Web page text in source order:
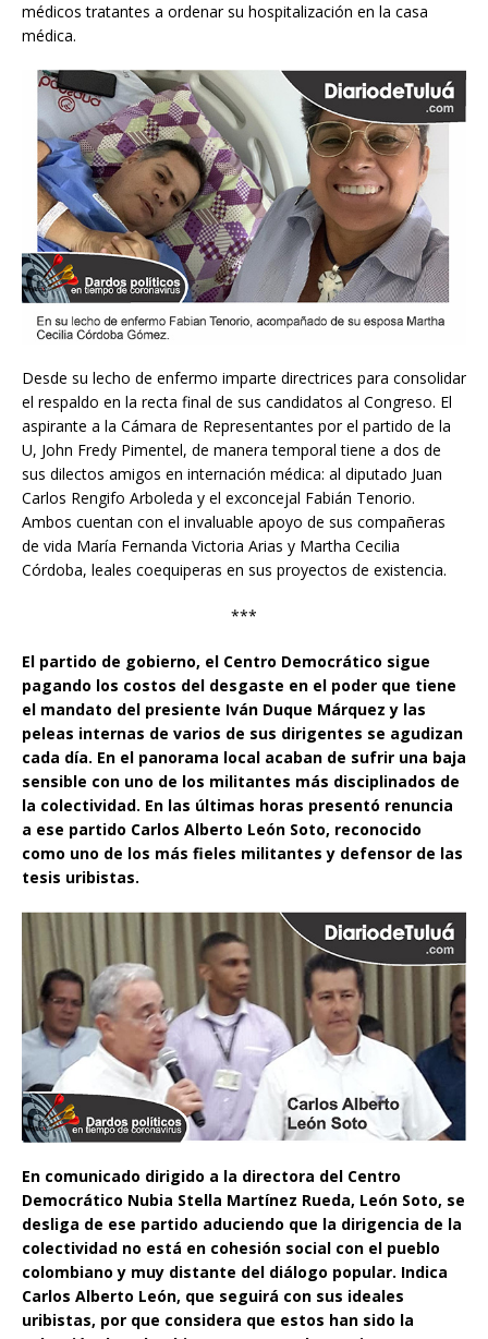
médicos tratantes a ordenar su hospitalización en la casa
médica.
Desde su lecho de enfermo imparte directrices para consolidar
el respaldo en la recta final de sus candidatos al Congreso. El
aspirante a la Cámara de Representantes por el partido de la
U, John Fredy Pimentel, de manera temporal tiene a dos de
sus dilectos amigos en internación médica: al diputado Juan
Carlos Rengifo Arboleda y el exconcejal Fabián Tenorio.
Ambos cuentan con el invaluable apoyo de sus compañeras
de vida María Fernanda Victoria Arias y Martha Cecilia
Córdoba, leales coequiperas en sus proyectos de existencia.
***
El partido de gobierno, el Centro Democrático sigue
pagando los costos del desgaste en el poder que tiene
el mandato del presiente Iván Duque Márquez y las
peleas internas de varios de sus dirigentes se agudizan
cada día. En el panorama local acaban de sufrir una baja
sensible con uno de los militantes más disciplinados de
la colectividad. En las últimas horas presentó renuncia
a ese partido Carlos Alberto León Soto, reconocido
como uno de los más fieles militantes y defensor de las
tesis uribistas.
En comunicado dirigido a la directora del Centro
Democrático Nubia Stella Martínez Rueda, León Soto, se
desliga de ese partido aduciendo que la dirigencia de la
colectividad no está en cohesión social con el pueblo
colombiano y muy distante del diálogo popular. Indica
Carlos Alberto León, que seguirá con sus ideales
uribistas, por que considera que estos han sido la